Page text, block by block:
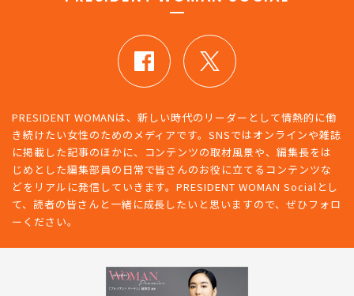
PRESIDENT WOMANは、新しい時代のリーダーとして情熱的に働
き続けたい女性のためのメディアです。SNSではオンラインや雑誌
に掲載した記事のほかに、コンテンツの取材風景や、編集長をは
じめとした編集部員の日常で皆さんのお役に立てるコンテンツな
どをリアルに発信していきます。PRESIDENT WOMAN Socialとし
て、読者の皆さんと一緒に成長したいと思いますので、ぜひフォロ
ーください。